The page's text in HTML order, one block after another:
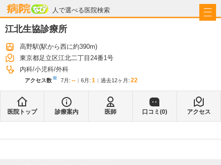
人で選べる医院検索
病院なび
江北生協診療所
高野駅(駅から西に約390m)
東京都足立区江北二丁目24番1号
内科 小児科 外科
アクセス数※ 7月 : -- 6月 : 1 過去12ヶ月: 22
医院トップ 診療案内 医師 口コミ(0) アクセス